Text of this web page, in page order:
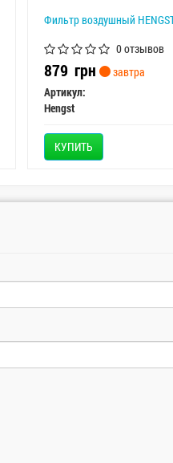
Фильтр воздушный
0 отзывов
879 грн
завтра
Артикул:
Hengst
КУПИТЬ